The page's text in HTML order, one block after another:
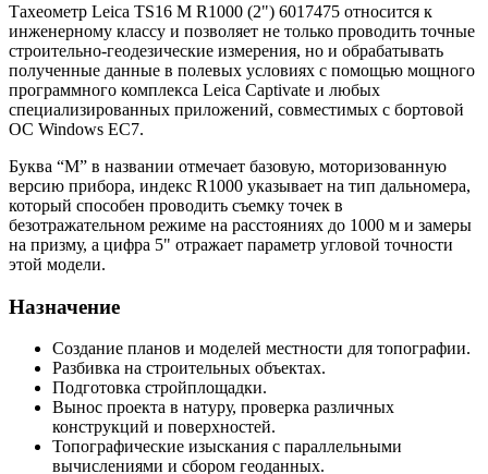
Тахеометр Leica TS16 M R1000 (2") 6017475 относится к
инженерному классу и позволяет не только проводить точные
строительно-геодезические измерения, но и обрабатывать
полученные данные в полевых условиях с помощью мощного
программного комплекса Leica Captivate и любых
специализированных приложений, совместимых с бортовой
ОС Windows EC7.
Буква “M” в названии отмечает базовую, моторизованную
версию прибора, индекс R1000 указывает на тип дальномера,
который способен проводить съемку точек в
безотражательном режиме на расстояниях до 1000 м и замеры
на призму, а цифра 5" отражает параметр угловой точности
этой модели.
Назначение
Создание планов и моделей местности для топографии.
Разбивка на строительных объектах.
Подготовка стройплощадки.
Вынос проекта в натуру, проверка различных
конструкций и поверхностей.
Топографические изыскания с параллельными
вычислениями и сбором геоданных.